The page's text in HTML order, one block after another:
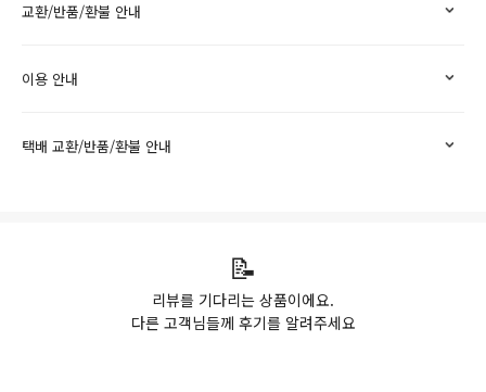
교환/반품/환불 안내
이용 안내
택배 교환/반품/환불 안내
📝
리뷰를 기다리는 상품이에요.
다른 고객님들께 후기를 알려주세요